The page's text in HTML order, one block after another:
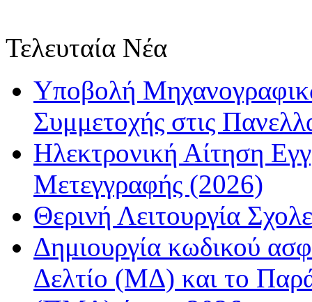
Τελευταία Νέα
Υποβολή
Συμμετοχής στις
Ηλεκτρονική Αίτηση
Μετεγγραφής (2026)
Θερινή Λειτουργία
Δημιουργία κωδικού
Δελτίο (ΜΔ) και το